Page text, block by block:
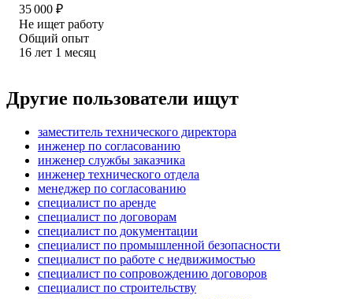
35 000 ₽
Не ищет работу
Общий опыт
16 лет 1 месяц
Другие пользователи ищут
заместитель технического директора
инженер по согласованию
инженер службы заказчика
инженер технического отдела
менеджер по согласованию
специалист по аренде
специалист по договорам
специалист по документации
специалист по промышленной безопасности
специалист по работе с недвижимостью
специалист по сопровождению договоров
специалист по строительству